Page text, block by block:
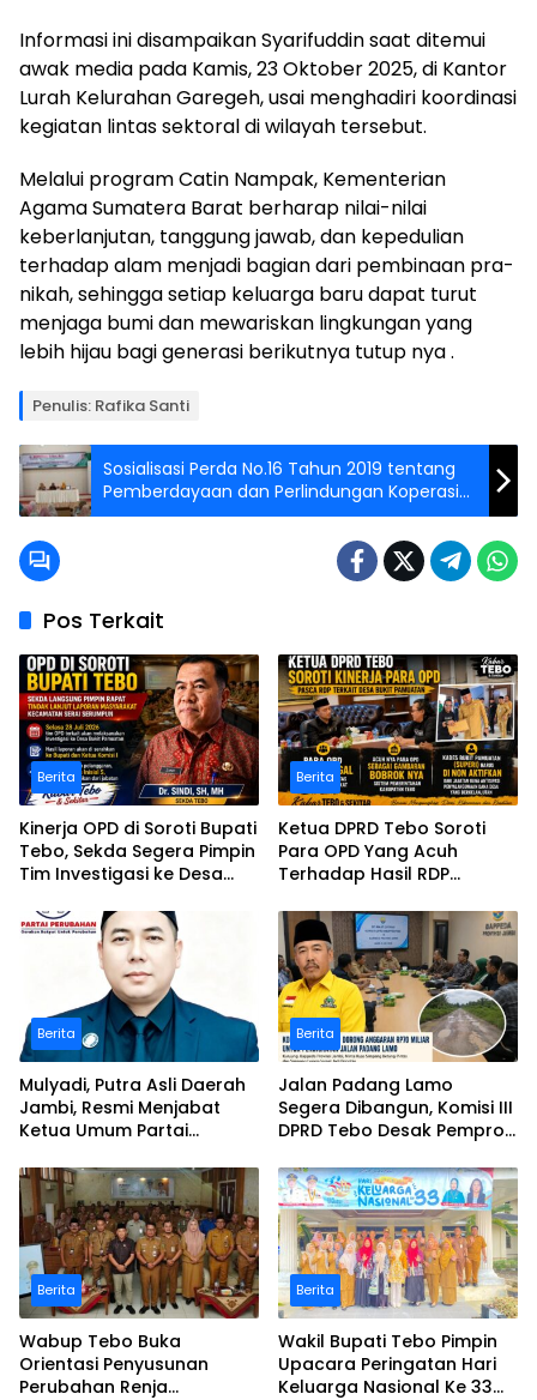
Informasi ini disampaikan Syarifuddin saat ditemui
awak media pada Kamis, 23 Oktober 2025, di Kantor
Lurah Kelurahan Garegeh, usai menghadiri koordinasi
kegiatan lintas sektoral di wilayah tersebut.
Melalui program Catin Nampak, Kementerian
Agama Sumatera Barat berharap nilai-nilai
keberlanjutan, tanggung jawab, dan kepedulian
terhadap alam menjadi bagian dari pembinaan pra-
nikah, sehingga setiap keluarga baru dapat turut
menjaga bumi dan mewariskan lingkungan yang
lebih hijau bagi generasi berikutnya tutup nya .
Penulis: Rafika Santi
Sosialisasi Perda No.16 Tahun 2019 tentang
Pemberdayaan dan Perlindungan Koperasi
dan Usaha Kecil
Pos Terkait
Berita
Kinerja OPD di Soroti Bupati
Tebo, Sekda Segera Pimpin
Tim Investigasi ke Desa
serumpun
Berita
Ketua DPRD Tebo Soroti
Para OPD Yang Acuh
Terhadap Hasil RDP
Pamuatan
Berita
Mulyadi, Putra Asli Daerah
Jambi, Resmi Menjabat
Ketua Umum Partai
Perwakilan ASEAN Partai
Perubahan di Malaysia
Berita
Jalan Padang Lamo
Segera Dibangun, Komisi III
DPRD Tebo Desak Pemprov
Anggaran Rp70 Miliar
Berita
Wabup Tebo Buka
Orientasi Penyusunan
Perubahan Renja
Berita
Wakil Bupati Tebo Pimpin
Upacara Peringatan Hari
Keluarga Nasional Ke 33